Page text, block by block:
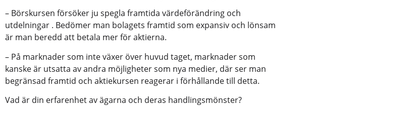
– Börskursen försöker ju spegla framtida värdeförändring och
utdelningar . Bedömer man bolagets framtid som expansiv och lönsam
är man beredd att betala mer för aktierna.
– På marknader som inte växer över huvud taget, marknader som
kanske är utsatta av andra möjligheter som nya medier, där ser man
begränsad framtid och aktiekursen reagerar i förhållande till detta.
Vad är din erfarenhet av ägarna och deras handlingsmönster?